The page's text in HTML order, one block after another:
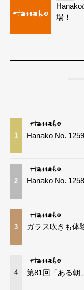
場！
1 Hanako No.
2 Hanako No.
3 ガラス吹きも体
4 第81回「ある朝